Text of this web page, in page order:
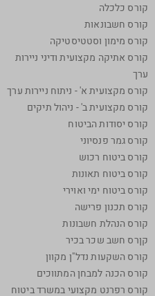
קורס כלכלה
קורס חשבונאות
קורס מימון וסטטיסטיקה
קורס אתיקה מקצועית ודיני ניירות
ערך
קורס מקצועית א' - ניתוח ניירות ערך
קורס מקצועית ב' - ניהול תיקים
קורס יסודות הביטוח
קורס גמר פנסיוני
קורס ביטוח רכוש
קורס ביטוח תאונות
קורס ביטוח ימי ואוירי
קורס תכנון פרישה
קורס הנהלת חשבונות
קןרס חשב שכר בכיר
קורס השקעות נדל"ן מקוון
קורס הכנה למבחן המתווכים
קורס רפרנט מקצועי במשרד ביטוח